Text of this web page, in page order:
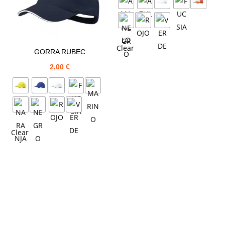
GORRA RUBEC
2,00€
Clear
Clear